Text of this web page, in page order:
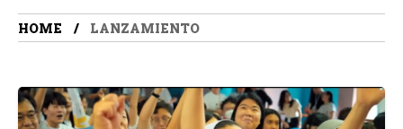
HOME LANZAMIENTO